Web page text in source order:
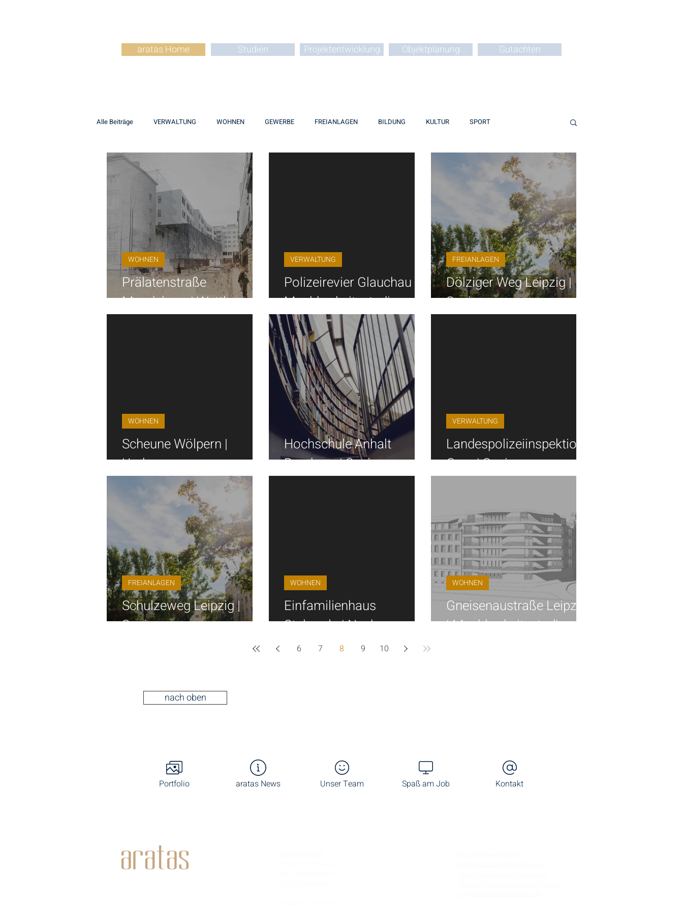
aratas Home Studien Projektentwicklung Objektplanung Gutachten
Alle Beiträge VERWALTUNG WOHNEN GEWERBE FREIANLAGEN BILDUNG KULTUR SPORT
Prälatenstraße
Magdeburg | Wettbewerb
WOHNEN
Polizeirevier Glauchau |
Machbarkeitsstudie
VERWALTUNG
Dölziger Weg Leipzig |
Sanierung
FREIANLAGEN
Scheune Wölpern |
Umbau
WOHNEN
Hochschule Anhalt
Bernburg | Sanierung
Landespolizeiinspektion
Gera | Sanierung
VERWALTUNG
Schulzeweg Leipzig |
Sanierung
FREIANLAGEN
Einfamilienhaus
Stahmeln | Neubau
WOHNEN
Gneisenaustraße Leipzig
| Machbarkeitsstudie
WOHNEN
6 7 8 9 10
nach oben
Portfolio aratas News Unser Team Spaß am Job Kontakt